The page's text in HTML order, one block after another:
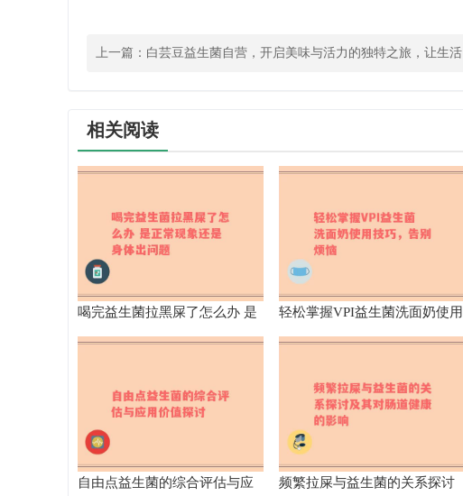
上一篇： 白芸豆益生菌自营，开启美味与活力的独特之旅，让生活
相关阅读
喝完益生菌拉黑屎了怎么办 是
正常现象还是身体出问题
轻松掌握VPI益生菌洗面奶使用
技巧，告别烦恼
自由点益生菌的综合评估与应 频繁拉屎与益生菌的关系探讨